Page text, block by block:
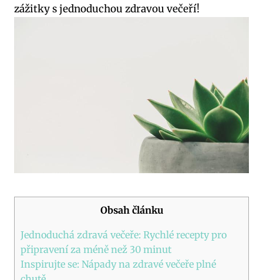
zážitky s jednoduchou zdravou večeří!
Obsah článku
Jednoduchá zdravá večeře: Rychlé recepty pro
připravení za méně než 30 minut
Inspirujte se: Nápady na zdravé večeře plné